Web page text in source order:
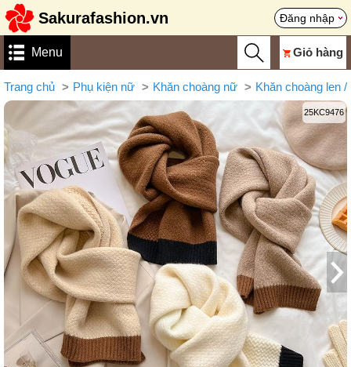
Sakurafashion.vn Đăng nhập
Menu Giỏ hàng
Trang chủ Phụ kiện nữ Khăn choàng nữ Khăn choàng len
25KC9476